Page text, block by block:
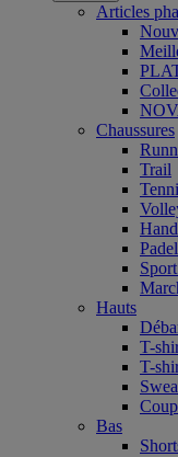
Articles
Chaussures
Trail
Padel
Hauts
T-
T-
Bas